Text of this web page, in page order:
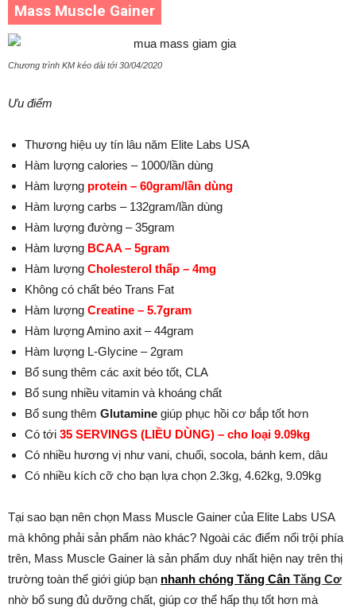
Mass Muscle Gainer
Chương trình KM kéo dài tới 30/04/2020
Ưu điểm
Thương hiệu uy tín lâu năm Elite Labs USA
Hàm lượng calories – 1000/lần dùng
Hàm lượng protein – 60gram/lần dùng
Hàm lượng carbs – 132gram/lần dùng
Hàm lượng đường – 35gram
Hàm lượng BCAA – 5gram
Hàm lượng Cholesterol thấp – 4mg
Không có chất béo Trans Fat
Hàm lượng Creatine – 5.7gram
Hàm lượng Amino axit – 44gram
Hàm lượng L-Glycine – 2gram
Bổ sung thêm các axit béo tốt, CLA
Bổ sung nhiều vitamin và khoáng chất
Bổ sung thêm Glutamine giúp phục hồi cơ bắp tốt hơn
Có tới 35 SERVINGS (LIỀU DÙNG) – cho loại 9.09kg
Có nhiều hương vị như vani, chuối, socola, bánh kem, dâu
Có nhiều kích cỡ cho bạn lựa chọn 2.3kg, 4.62kg, 9.09kg
Tại sao bạn nên chọn Mass Muscle Gainer của Elite Labs USA
mà không phải sản phẩm nào khác? Ngoài các điểm nổi trội phía
trên, Mass Muscle Gainer là sản phẩm duy nhất hiện nay trên thị
trường toàn thế giới giúp bạn nhanh chóng Tăng Cân Tăng Cơ
nhờ bổ sung đủ dưỡng chất, giúp cơ thể hấp thụ tốt hơn mà